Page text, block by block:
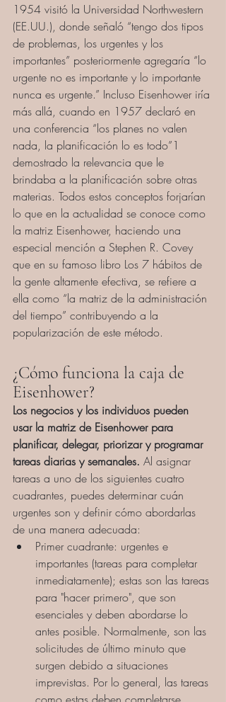
1954 visitó la Universidad Northwestern
(EE.UU.), donde señaló “tengo dos tipos
de problemas, los urgentes y los
importantes” posteriormente agregaría “lo
urgente no es importante y lo importante
nunca es urgente.” Incluso Eisenhower iría
más allá, cuando en 1957 declaró en
una conferencia “los planes no valen
nada, la planificación lo es todo”1
demostrado la relevancia que le
brindaba a la planificación sobre otras
materias. Todos estos conceptos forjarían
lo que en la actualidad se conoce como
la matriz Eisenhower, haciendo una
especial mención a Stephen R. Covey
que en su famoso libro Los 7 hábitos de
la gente altamente efectiva, se refiere a
ella como “la matriz de la administración
del tiempo” contribuyendo a la
popularización de este método.
¿Cómo funciona la caja de
Eisenhower?
Los negocios y los individuos pueden
usar la matriz de Eisenhower para
planificar, delegar, priorizar y programar
tareas diarias y semanales. Al asignar
tareas a uno de los siguientes cuatro
cuadrantes, puedes determinar cuán
urgentes son y definir cómo abordarlas
de una manera adecuada:
Primer cuadrante: urgentes e
importantes (tareas para completar
inmediatamente); estas son las tareas
para "hacer primero", que son
esenciales y deben abordarse lo
antes posible. Normalmente, son las
solicitudes de último minuto que
surgen debido a situaciones
imprevistas. Por lo general, las tareas